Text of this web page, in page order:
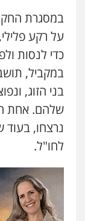
במסגרת
על רקע
כדי לנסות
במקביל,
בני הזוג,
שלהם. אחת
נרצחו,
לחו"ל.